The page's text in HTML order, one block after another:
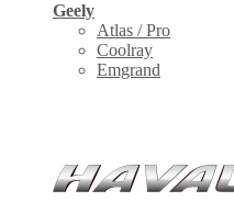
Geely
Atlas / Pro
Coolray
Emgrand